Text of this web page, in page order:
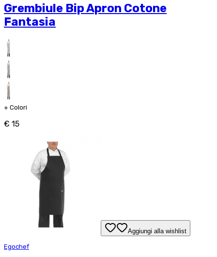
Grembiule Bip Apron Cotone
Fantasia
+ Colori
€ 15
Aggiungi alla wishlist
Egochef